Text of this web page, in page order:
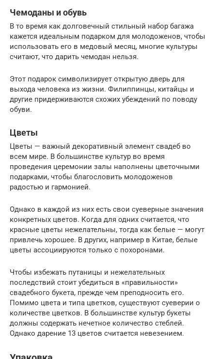
Чемоданы и обувь
В то время как долговечный стильный набор багажа
кажется идеальным подарком для молодоженов, чтобы
использовать его в медовый месяц, многие культуры
считают, что дарить чемодан нельзя.
Этот подарок символизирует открытую дверь для
выхода человека из жизни. Филиппинцы, китайцы и
другие придерживаются схожих убеждений по поводу
обуви.
Цветы
Цветы — важный декоративный элемент свадеб во
всем мире. В большинстве культур во время
проведения церемонии залы наполнены цветочными
подарками, чтобы благословить молодоженов
радостью и гармонией.
Однако в каждой из них есть свои суеверные значения
конкретных цветов. Когда для одних считается, что
красные цветы нежелательны, тогда как белые — могут
привлечь хорошее. В других, например в Китае, белые
цветы ассоциируются только с похоронами.
Чтобы избежать путаницы и нежелательных
последствий стоит убедиться в «правильности»
свадебного букета, прежде чем преподносить его.
Помимо цвета и типа цветков, существуют суеверии о
количестве цветков. В большинстве культур букеты
должны содержать нечетное количество стеблей.
Однако дарение 13 цветов считается невезением.